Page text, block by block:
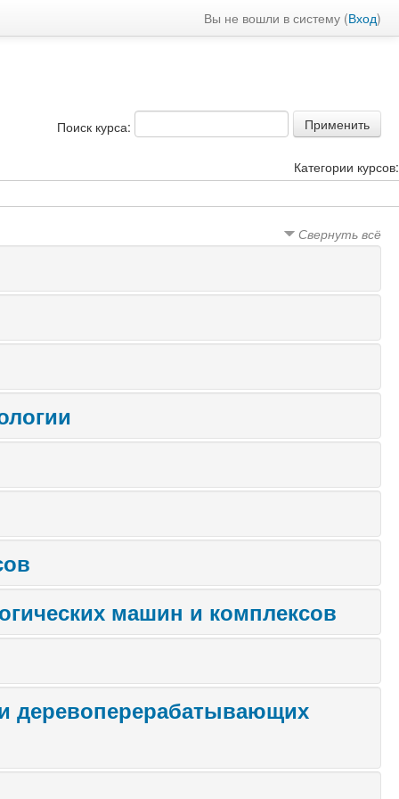
Вы не вошли в систему (Вход)
Поиск курса:
Категории курсов:
Свернуть всё
машин и комплексов
деревоперерабатывающих